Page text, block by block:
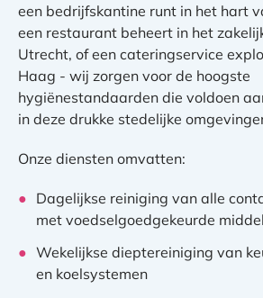
een bedrijfskantine runt in het hart
een restaurant beheert in het
Utrecht, of een cateringservice
Haag - wij zorgen voor de hoogste
hygiënestandaarden die voldoen
in deze drukke stedelijke
Onze diensten omvatten:
Dagelijkse reiniging van alle
met voedselgoedgekeurde
Wekelijkse dieptereiniging van
en koelsystemen